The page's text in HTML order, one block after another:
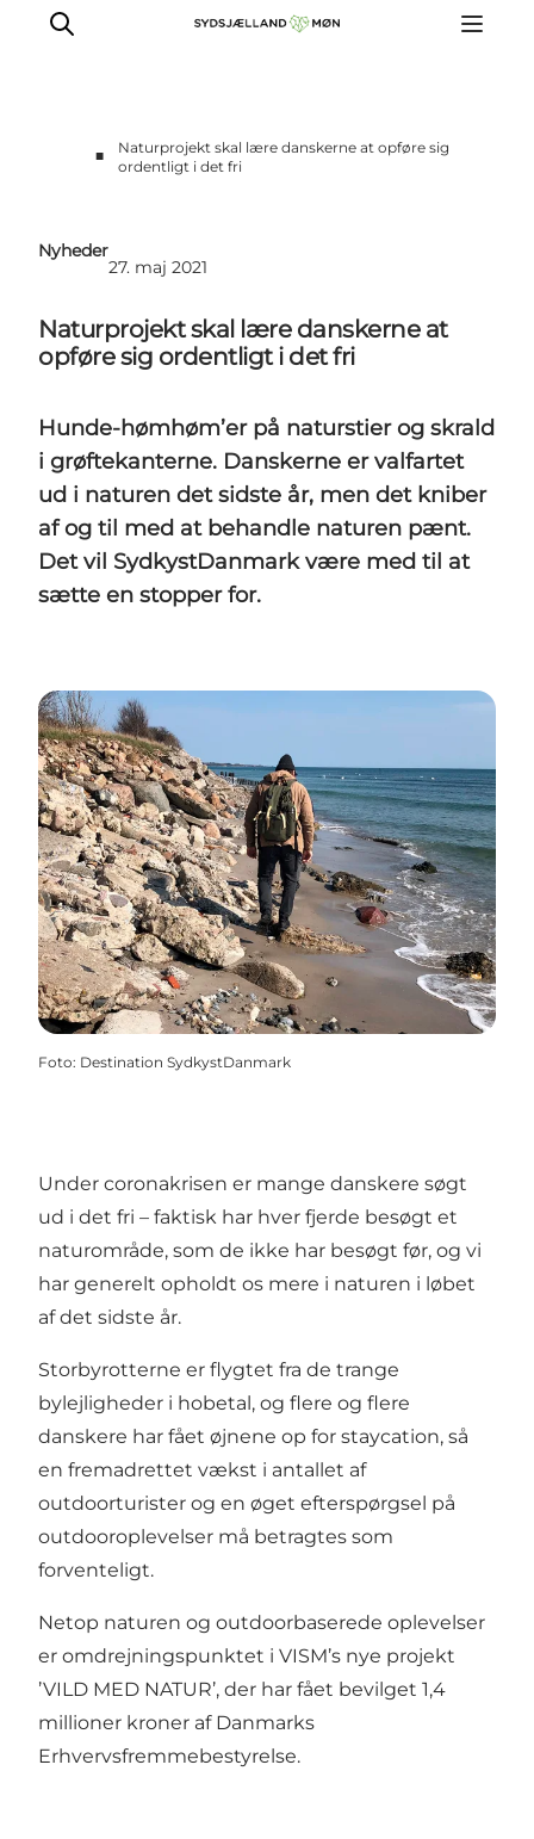
Presse
Projekter
Nyhedsbrev
■
Naturprojekt skal lære danskerne at opføre sig
ordentligt i det fri
Nyheder
27. maj 2021
Naturprojekt skal lære danskerne at
opføre sig ordentligt i det fri
Hunde-hømhøm’er på naturstier og skrald
i grøftekanterne. Danskerne er valfartet
ud i naturen det sidste år, men det kniber
af og til med at behandle naturen pænt.
Det vil SydkystDanmark være med til at
sætte en stopper for.
Foto: Destination SydkystDanmark
Under coronakrisen er mange danskere søgt
ud i det fri – faktisk har hver fjerde besøgt et
naturområde, som de ikke har besøgt før, og vi
har generelt opholdt os mere i naturen i løbet
af det sidste år.
Storbyrotterne er flygtet fra de trange
bylejligheder i hobetal, og flere og flere
danskere har fået øjnene op for staycation, så
en fremadrettet vækst i antallet af
outdoorturister og en øget efterspørgsel på
outdooroplevelser må betragtes som
forventeligt.
Netop naturen og outdoorbaserede oplevelser
er omdrejningspunktet i VISM’s nye projekt
’VILD MED NATUR’, der har fået bevilget 1,4
millioner kroner af Danmarks
Erhvervsfremmebestyrelse.